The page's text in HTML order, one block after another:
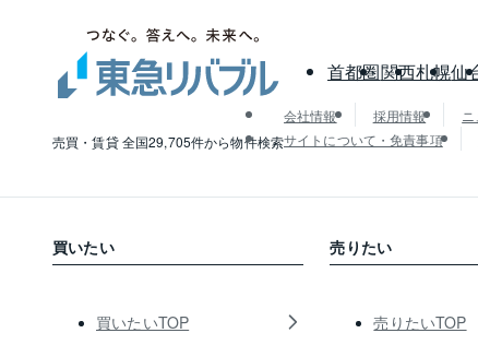
売買・賃貸 全国29,705件から物件検索
首都圏関西札幌仙
会社情報 採用情報
サイトについて・免責事項
買いたい
買いたいTOP
売りたい
売りたいTOP